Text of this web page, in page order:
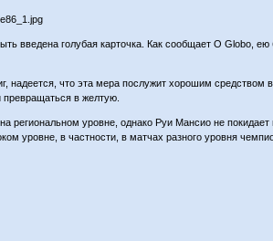
введена голубая карточка. Как сообщает O Globo, ею
надеется, что эта мера послужит хорошим средством
в желтую.
региональном уровне, однако Руи Мансио не покидает
уровне, в частности, в матчах разного уровня